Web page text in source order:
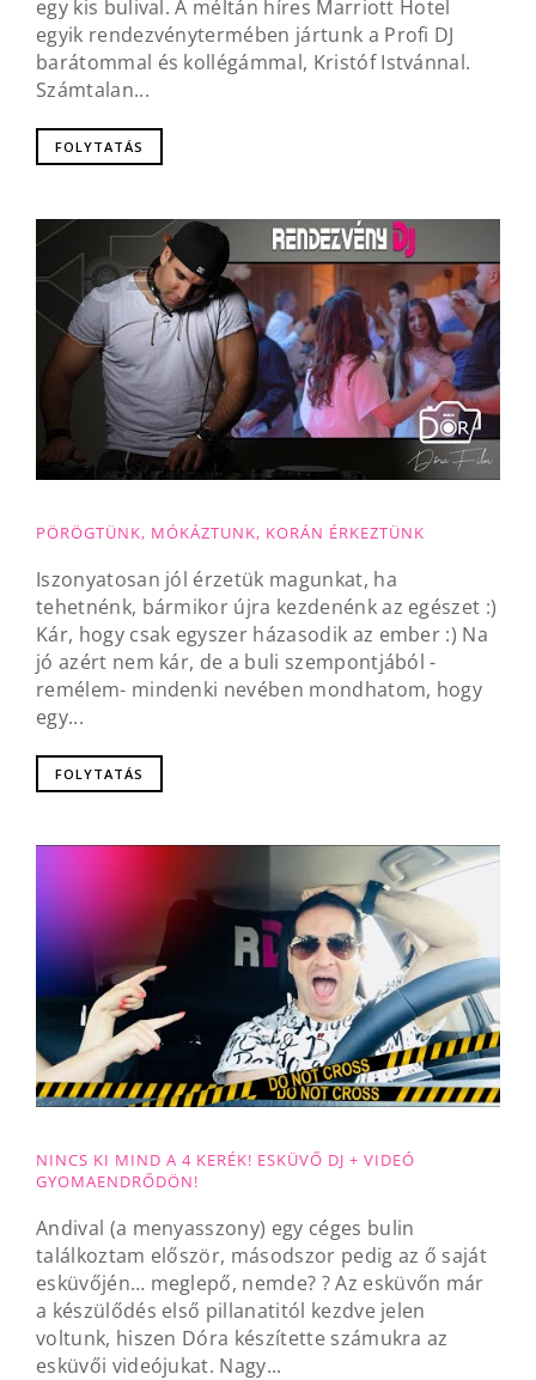
egy kis bulival. A méltán híres Marriott Hotel
egyik rendezvénytermében jártunk a Profi DJ
barátommal és kollégámmal, Kristóf Istvánnal.
Számtalan...
FOLYTATÁS
PÖRÖGTÜNK, MÓKÁZTUNK, KORÁN ÉRKEZTÜNK
Iszonyatosan jól érzetük magunkat, ha
tehetnénk, bármikor újra kezdenénk az egészet :)
Kár, hogy csak egyszer házasodik az ember :) Na
jó azért nem kár, de a buli szempontjából -
remélem- mindenki nevében mondhatom, hogy
egy...
FOLYTATÁS
NINCS KI MIND A 4 KERÉK! ESKÜVŐ DJ + VIDEÓ
GYOMAENDRŐDÖN!
Andival (a menyasszony) egy céges bulin
találkoztam először, másodszor pedig az ő saját
esküvőjén… meglepő, nemde? ? Az esküvőn már
a készülődés első pillanatitól kezdve jelen
voltunk, hiszen Dóra készítette számukra az
esküvői videójukat. Nagy...